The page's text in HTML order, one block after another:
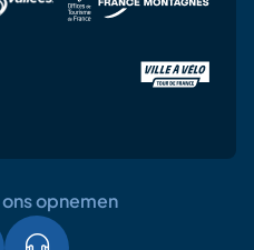
opnemen